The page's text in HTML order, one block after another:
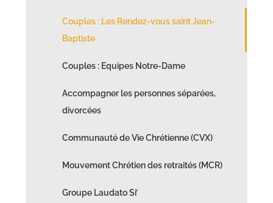
Couples : Les Rendez-vous saint Jean-
Baptiste
Couples : Equipes Notre-Dame
Accompagner les personnes séparées,
divorcées
Communauté de Vie Chrétienne (CVX)
Mouvement Chrétien des retraités (MCR)
Groupe Laudato Si’